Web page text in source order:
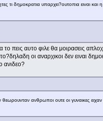
τι δημοκρατια υπαρχει?ουτοπια ειναι και
πεις αυτο φιλε θα μοιρασεις
οι αναρχικοι δεν
ανιδεο?
ανθρωποι ουτε οι γυναικες